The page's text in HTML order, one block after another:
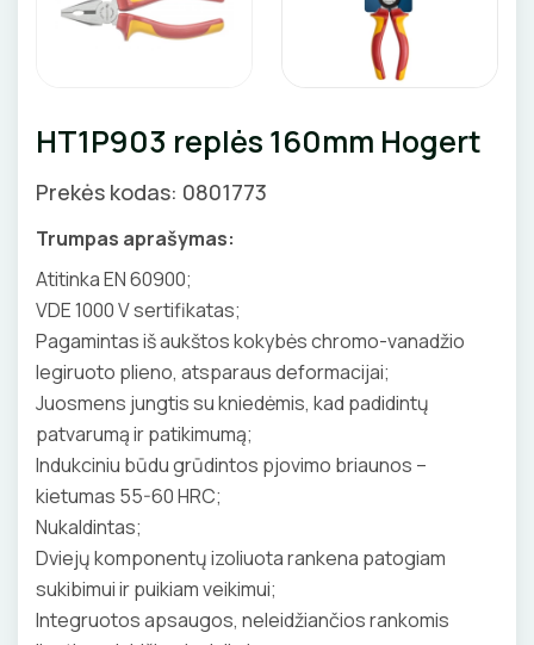
Pirties apšvietimas
Valdikliai, pulteliai
GNYBTAI
KABELIAI, LAIDAI
ILGIKLIAI/ KIŠTUKAI
IZOLIACINĖS JUOSTOS
SANDARIKLIAI
TERMO VAMZDELIAI, PIRŠTINĖS
TVIRTINIMO DETALĖS
GRINDINĖS DĖŽUTĖS
VENTILIATORIAI
BATERIJOS
Priedai
SKAITIKLIAI
APSAUGA NUO VIRŠĮTAMPIŲ
VARIKLIO JUNGIKLIAI
MYGTUKAI
IŠMANŪS NAMAI
DŪMŲ DETEKTORIAI
SROVĖS TRANSFORMATORIAI
KIRPIMO ĮRANKIAI
IZOLIACIJOS NUĖMIMO ĮRANKIAI
MATAVIMO ĮRANKIAI
ĮRANKIŲ RINKINIAI
CHEMIJA
DAIKTADĖŽĖS
ŽIBINTUVĖLIAI
PRATRAUKIKLIAI
BŪGNAI KABELIŲ VYNIOJIMUI
GRĘŽIMO KARŪNOS, GRĄŽTAI
HT1P903 replės 160mm Hogert
Prekės kodas: 0801773
Trumpas aprašymas:
Atitinka EN 60900;
VDE 1000 V sertifikatas;
Pagamintas iš aukštos kokybės chromo-vanadžio
legiruoto plieno, atsparaus deformacijai;
Juosmens jungtis su kniedėmis, kad padidintų
patvarumą ir patikimumą;
Indukciniu būdu grūdintos pjovimo briaunos –
kietumas 55-60 HRC;
Nukaldintas;
Dviejų komponentų izoliuota rankena patogiam
sukibimui ir puikiam veikimui;
Integruotos apsaugos, neleidžiančios rankomis